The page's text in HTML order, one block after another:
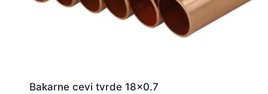
Bakarne cevi tvrde 18×0.7